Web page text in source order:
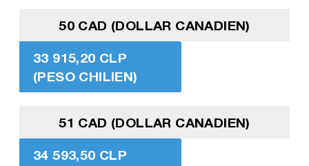
50 CAD (DOLLAR CANADIEN)
33 915,20 CLP
(PESO CHILIEN)
51 CAD (DOLLAR CANADIEN)
34 593,50 CLP